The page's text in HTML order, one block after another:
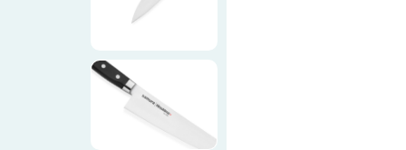
Ножи по видам
Ножи по назначению